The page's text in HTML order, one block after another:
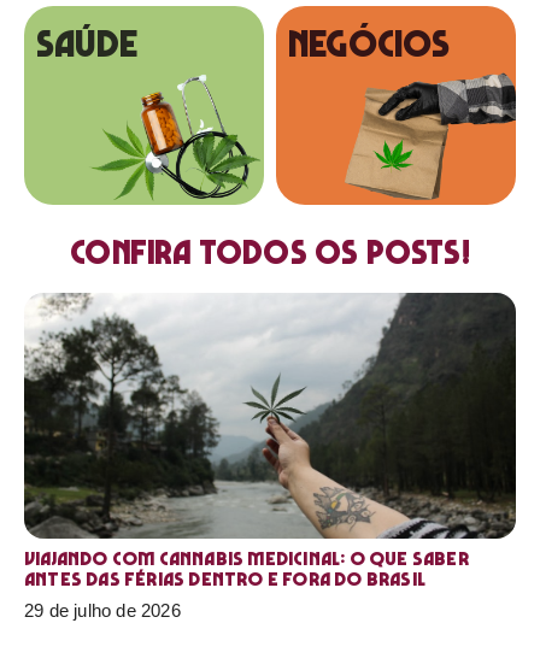
SAÚDE NEGÓCIOS
Confira todos os posts!
Viajando com cannabis medicinal: o que saber
antes das férias dentro e fora do Brasil
29 de julho de 2026